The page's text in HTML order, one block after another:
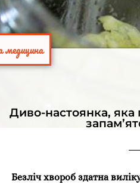
медицина
Диво-настоянка, яка
Безліч хвороб здатна